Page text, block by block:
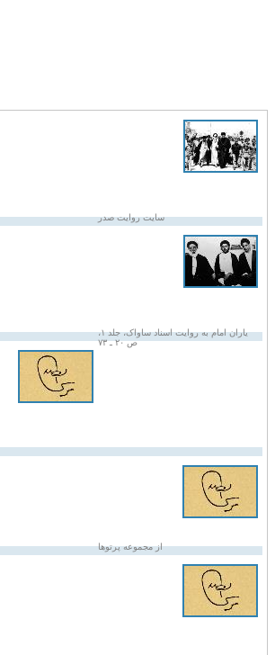
سایت روایت صدر
یاران امام به روایت اسناد ساواک، جلد ۱،
ص ۲۰ ـ ۷۳
از مجموعه پرتوها